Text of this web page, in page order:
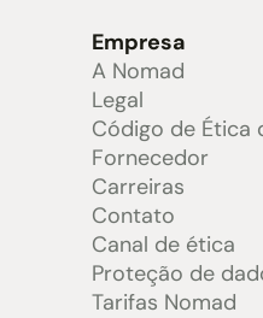
Empresa
A Nomad
Legal
Código de Ética
Fornecedor
Carreiras
Contato
Canal de ética
Proteção de
Tarifas Nomad